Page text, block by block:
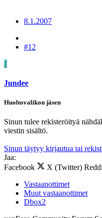
8.1.2007
#12
J
Jundee
Huoltovalikon jäsen
Sinun tulee rekisteröityä
viestin sisältö.
Sinun täytyy kirjautua tai
Jaa:
Facebook
X (Twitter)
Vastaanottimet
Muut vastaanottimet
Dbox2